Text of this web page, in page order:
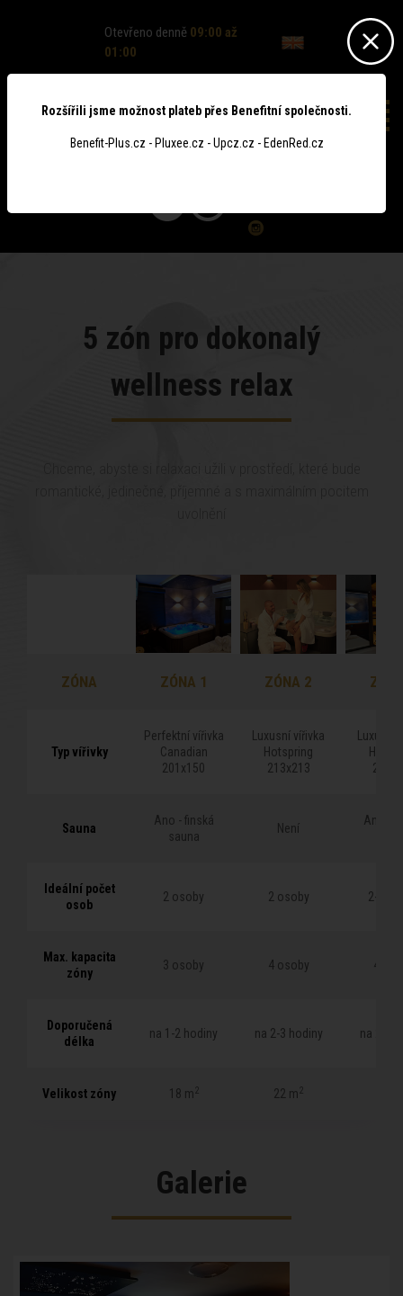
Otevřeno denně 09:00 až
01:00
5 zón pro dokonalý
wellness relax
ZÓNA ZÓNA 1 ZÓNA 2
Typ vířivky
Perfektní vířivka
Canadian
201x150
Luxusní vířivka
Hotspring
213x213
Luxusní
Sauna
Ano - finská
sauna
Není
Ano -
Ideální počet
osob
2 osoby 2 osoby 2-4
Max. kapacita
zóny
3 osoby 4 osoby 4
Doporučená
délka
na 1-2 hodiny na 2-3 hodiny na 2-3
Velikost zóny 18 m2 22 m2
ZÓNA
Typ vířivky
Sauna
Ideální počet
osob
Max. kapacita
zóny
Doporučená
délka
Velikost zóny
Galerie
Rozšířili jsme možnost plateb přes Benefitní společnosti.
Benefit-Plus.cz - Pluxee.cz - Upcz.cz - EdenRed.cz